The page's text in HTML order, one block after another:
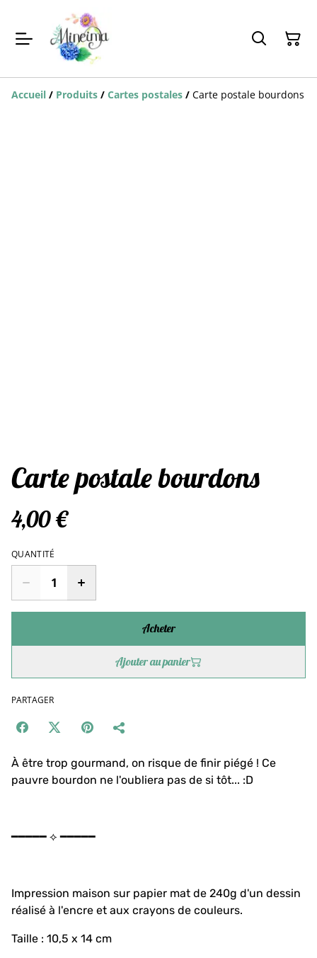
Accueil / Produits / Cartes postales / Carte postale bourdons
Carte postale bourdons
4,00 €
QUANTITÉ
Acheter
Ajouter au panier
PARTAGER
À être trop gourmand, on risque de finir piégé ! Ce
pauvre bourdon ne l'oubliera pas de si tôt... :D
━━━━━ ⟡ ━━━━━
Impression maison sur papier mat de 240g d'un dessin
réalisé à l'encre et aux crayons de couleurs.
Taille : 10,5 x 14 cm